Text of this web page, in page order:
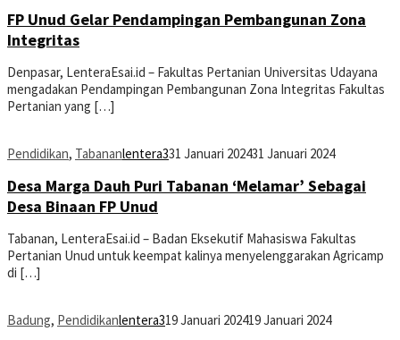
FP Unud Gelar Pendampingan Pembangunan Zona
Integritas
Denpasar, LenteraEsai.id – Fakultas Pertanian Universitas Udayana
mengadakan Pendampingan Pembangunan Zona Integritas Fakultas
Pertanian yang […]
Pendidikan, Tabananlentera331 Januari 202431 Januari 2024
Desa Marga Dauh Puri Tabanan ‘Melamar’ Sebagai
Desa Binaan FP Unud
Tabanan, LenteraEsai.id – Badan Eksekutif Mahasiswa Fakultas
Pertanian Unud untuk keempat kalinya menyelenggarakan Agricamp
di […]
Badung, Pendidikanlentera319 Januari 202419 Januari 2024